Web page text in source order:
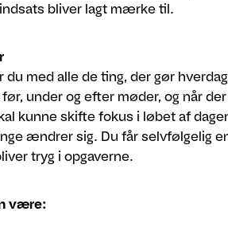
bliver lagt mærke til.
med alle de ting, der gør
under og efter møder, og når
kunne skifte fokus i løbet af
ændrer sig. Du får selvfølgelig
tryg i opgaverne.
være: